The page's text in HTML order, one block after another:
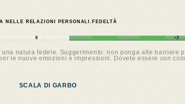
NELLE RELAZIONI PERSONALI.FEDELTÀ
0 +3
natura fedele. Suggerimento: non ponga alte barriere
le nuove emozioni e impressioni. Dovete essere con
SCALA DI GARBO